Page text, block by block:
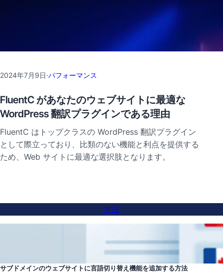
2024年7月9日·パフォーマンス
FluentC があなたのウェブサイトに最適な
WordPress 翻訳プラグインである理由
FluentC はトップクラスの WordPress 翻訳プラグイン
として際立っており、比類のない機能と利点を提供する
ため、Web サイトに最適な選択肢となります。
方法
サブドメインのウェブサイトに言語切り替え機能を追加する方法